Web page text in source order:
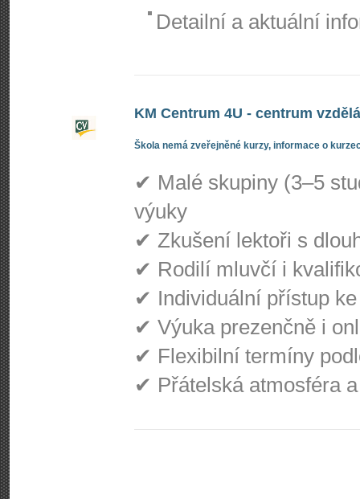
Detailní a aktuální
KM Centrum 4U - centrum
Škola nemá zveřejněné kurzy, informace o
✔ Malé skupiny (3–5
výuky
✔ Zkušení lektoři s
✔ Rodilí mluvčí i
✔ Individuální přístup
✔ Výuka prezenčně i
✔ Flexibilní termíny
✔ Přátelská atmosféra